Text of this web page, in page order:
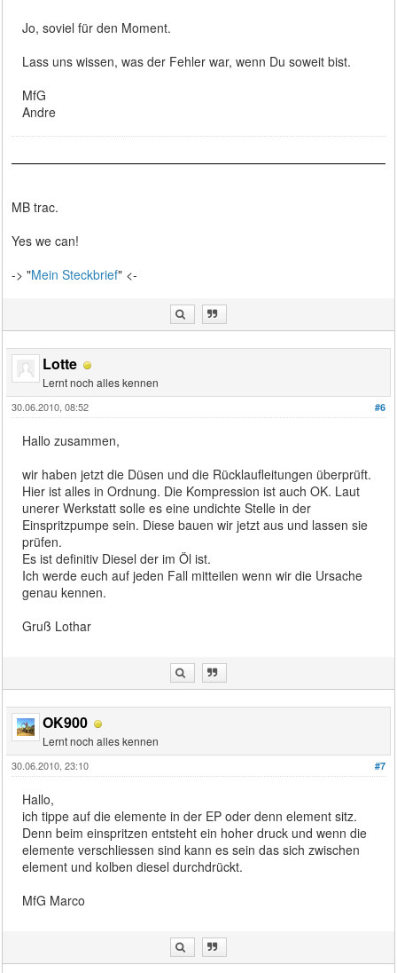
Jo, soviel für den Moment.
Lass uns wissen, was der Fehler war, wenn Du soweit bist.
MfG
Andre
MB trac.
Yes we can!
-> "Mein Steckbrief" <-
Lotte
Lernt noch alles kennen
#6
30.06.2010, 08:52
Hallo zusammen,
wir haben jetzt die Düsen und die Rücklaufleitungen überprüft.
Hier ist alles in Ordnung. Die Kompression ist auch OK. Laut
unerer Werkstatt solle es eine undichte Stelle in der
Einspritzpumpe sein. Diese bauen wir jetzt aus und lassen sie
prüfen.
Es ist definitiv Diesel der im Öl ist.
Ich werde euch auf jeden Fall mitteilen wenn wir die Ursache
genau kennen.
Gruß Lothar
OK900
Lernt noch alles kennen
#7
30.06.2010, 23:10
Hallo,
ich tippe auf die elemente in der EP oder denn element sitz.
Denn beim einspritzen entsteht ein hoher druck und wenn die
elemente verschliessen sind kann es sein das sich zwischen
element und kolben diesel durchdrückt.
MfG Marco